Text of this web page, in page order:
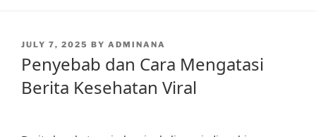
POSTED
JULY 7, 2025 BY ADMINANA
Penyebab dan Cara Mengatasi
Berita Kesehatan Viral